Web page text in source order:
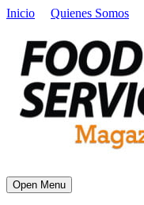
Inicio Quienes Somos
Open Menu